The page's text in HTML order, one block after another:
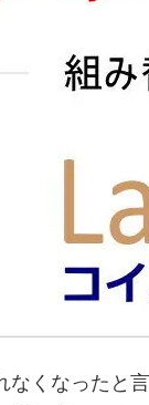
なくなったと